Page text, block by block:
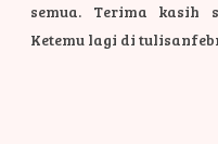
semua. Terima kasih
Ketemu lagi di